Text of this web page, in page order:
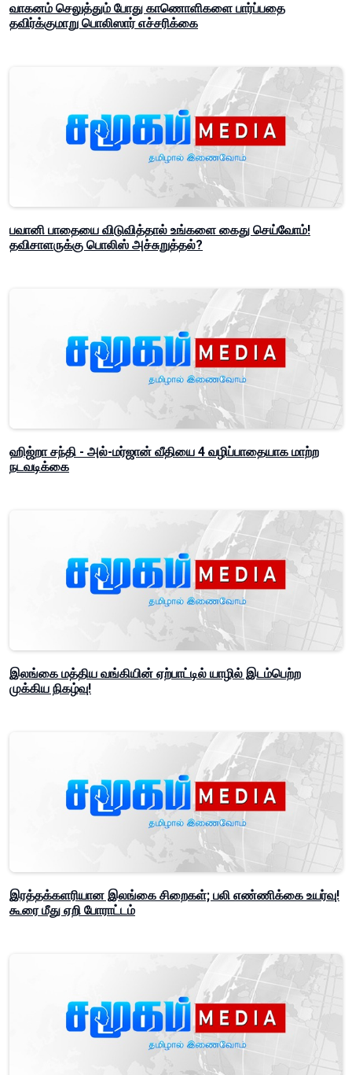
வாகனம் செலுத்தும் போது காணொளிகளை பார்ப்பதை
தவிர்க்குமாறு பொலிஸார் எச்சரிக்கை
பவானி பாதையை விடுவித்தால் உங்களை கைது செய்வோம்!
தவிசாளருக்கு பொலிஸ் அச்சுறுத்தல்?
ஹிஜ்றா சந்தி - அல்-மர்ஜான் வீதியை 4 வழிப்பாதையாக மாற்ற
நடவடிக்கை
இலங்கை மத்திய வங்கியின் ஏற்பாட்டில் யாழில் இடம்பெற்ற
முக்கிய நிகழ்வு!
இரத்தக்களரியான இலங்கை சிறைகள்; பலி எண்ணிக்கை உயர்வு!
கூரை மீது ஏறி போராட்டம்